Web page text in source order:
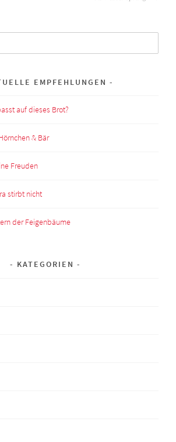
EMPFEHLUNGEN
auf dieses Brot?
& Bär
Freuden
stirbt nicht
der Feigenbäume
KATEGORIEN